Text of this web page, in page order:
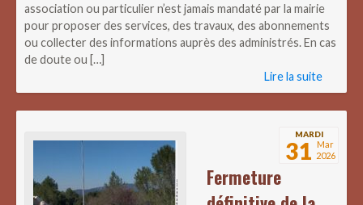
association ou particulier n’est jamais mandaté par la mairie
pour proposer des services, des travaux, des abonnements
ou collecter des informations auprès des administrés. En cas
de doute ou […]
Lire la suite
MARDI
31 Mar
2026
Fermeture